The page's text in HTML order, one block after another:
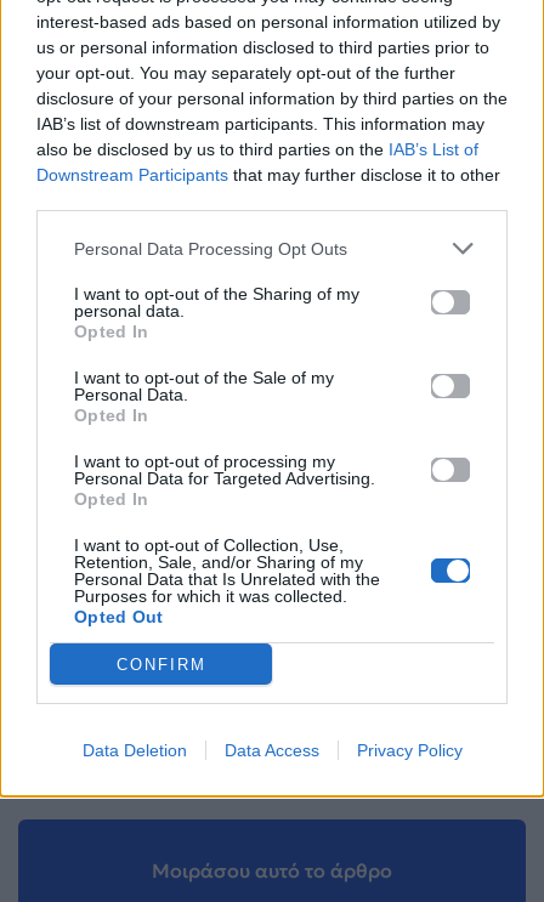
interest-based ads based on personal information utilized by
us or personal information disclosed to third parties prior to
your opt-out. You may separately opt-out of the further
disclosure of your personal information by third parties on the
IAB’s list of downstream participants. This information may
also be disclosed by us to third parties on the IAB’s List of
Downstream Participants that may further disclose it to other
Personal Data Processing Opt Outs
I want to opt-out of the Sharing of my
personal data.
Opted In
I want to opt-out of the Sale of my
Personal Data.
Opted In
I want to opt-out of processing my
Personal Data for Targeted Advertising.
Opted In
I want to opt-out of Collection, Use,
Retention, Sale, and/or Sharing of my
Personal Data that Is Unrelated with the
Purposes for which it was collected.
Opted Out
CONFIRM
Data Deletion Data Access Privacy Policy
Τατιάνα Στεφανίδου και Νίκος Ευαγγελάτος:
Οι τρυφερές φωτογραφίες από την
ορκωμοσία της κόρης τους
Για σχόλια, μηνύματα ή φωτογραφικό υλικό
Facebook, επικοινωνήστε μέσω Twitter
ή
ακολουθήστε μας στο
podcast Ανδρέας Αλυσανδράτος Τόνια Σωτηροπούλου
Mad.gr στο Google
Mad.gr στο MSN
Μοιράσου αυτό το άρθρο